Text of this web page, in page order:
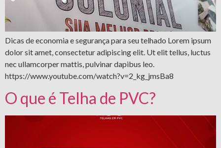
Dicas de economia e segurança para seu telhado Lorem ipsum
dolor sit amet, consectetur adipiscing elit. Ut elit tellus, luctus
nec ullamcorper mattis, pulvinar dapibus leo.
https://www.youtube.com/watch?v=2_kg_jmsBa8
O que é Telha de PVC?